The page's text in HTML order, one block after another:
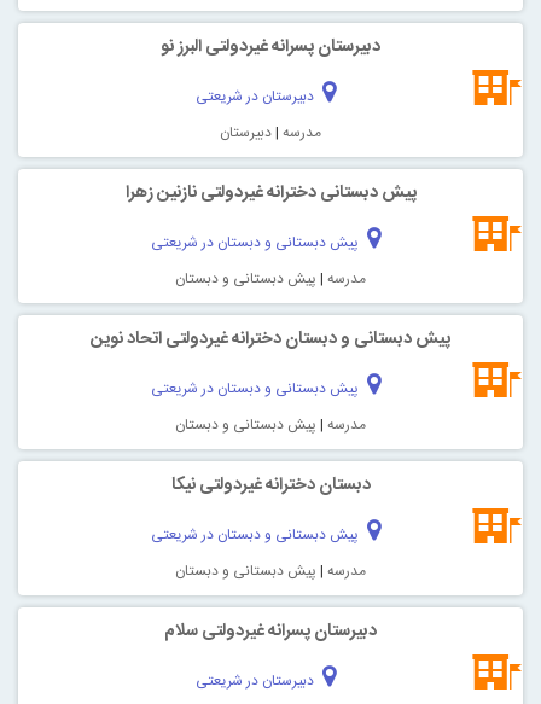
دبیرستان پسرانه غیردولتی البرز نو
دبیرستان در شریعتی
مدرسه |دبیرستان
پیش دبستانی دخترانه غیردولتی نازنین زهرا
پیش دبستانی و دبستان در شریعتی
مدرسه | پیش دبستانی و دبستان
پیش دبستانی و دبستان دخترانه غیردولتی اتحاد نوین
پیش دبستانی و دبستان در شریعتی
مدرسه | پیش دبستانی و دبستان
دبستان دخترانه غیردولتی نیکا
پیش دبستانی و دبستان در شریعتی
مدرسه | پیش دبستانی و دبستان
دبیرستان پسرانه غیردولتی سلام
دبیرستان در شریعتی